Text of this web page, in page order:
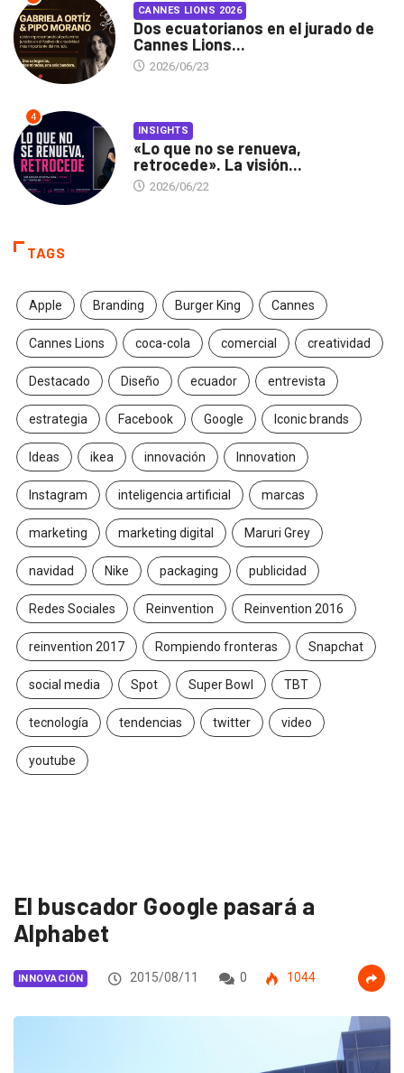
CANNES LIONS 2026
Dos ecuatorianos en el jurado de
Cannes Lions...
2026/06/23
4
INSIGHTS
«Lo que no se renueva,
retrocede». La visión...
2026/06/22
TAGS
Apple Branding Burger King Cannes
Cannes Lions coca-cola comercial creatividad
Destacado Diseño ecuador entrevista
estrategia Facebook Google Iconic brands
Ideas ikea innovación Innovation
Instagram inteligencia artificial marcas
marketing marketing digital Maruri Grey
navidad Nike packaging publicidad
Redes Sociales Reinvention Reinvention 2016
reinvention 2017 Rompiendo fronteras Snapchat
social media Spot Super Bowl TBT
tecnología tendencias twitter video
youtube
El buscador Google pasará a
Alphabet
INNOVACIÓN 2015/08/11 0 1044